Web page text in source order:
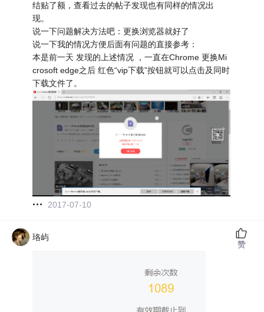
结贴了额，查看过去的帖子发现也有同样的情况出
现。
说一下问题解决方法吧：更换浏览器就好了
说一下我的情况方便后面有问题的直接参考：
本是前一天 发现的上述情况 ，一直在Chrome 更换Mi
crosoft edge之后 红色“vip下载”按钮就可以点击及同时
下载文件了。
2017-07-10
珞屿
赞